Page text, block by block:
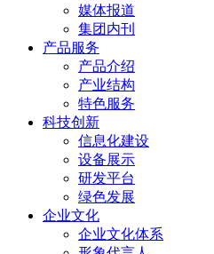
媒体报道
集团内刊
产品服务
产品介绍
产业结构
特色服务
科技创新
信息化建设
设备展示
研发平台
绿色发展
企业文化
企业文化体系